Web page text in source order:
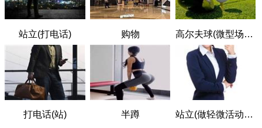
站立(打电话) 购物 高尔夫球(微型场地，驱车范围内)
打电话(站) 半蹲 站立(做轻微活动，如打气)